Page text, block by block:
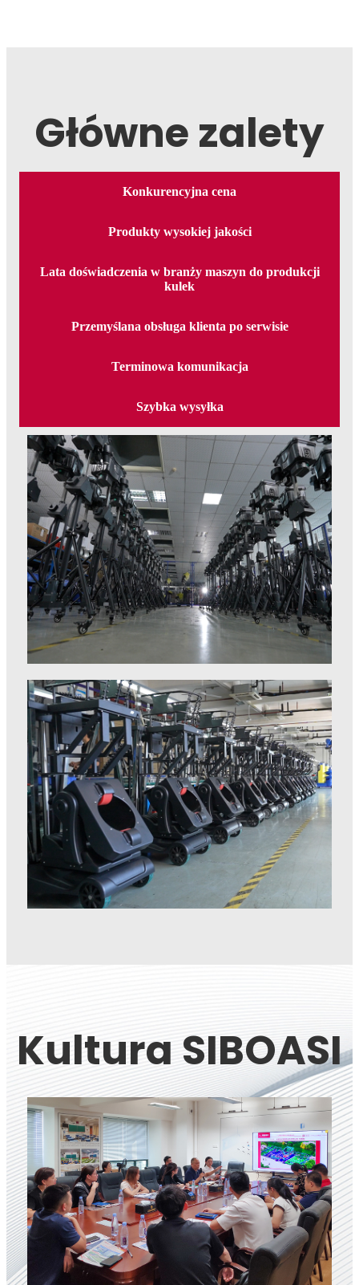
Główne zalety
Konkurencyjna cena
Produkty wysokiej jakości
Lata doświadczenia w branży maszyn do produkcji
kulek
Przemyślana obsługa klienta po serwisie
Terminowa komunikacja
Szybka wysyłka
Kultura SIBOASI